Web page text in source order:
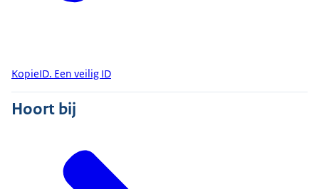
KopieID. Een veilig ID
Hoort bij